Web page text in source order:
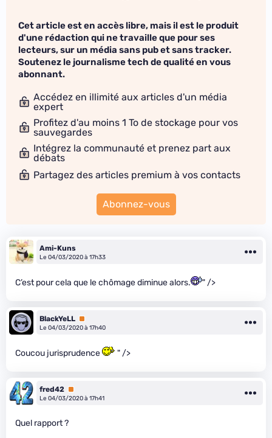
Cet article est en accès libre, mais il est le produit
d'une rédaction qui ne travaille que pour ses
lecteurs, sur un média sans pub et sans tracker.
Soutenez le journalisme tech de qualité en vous
abonnant.
Accédez en illimité aux articles d'un média
expert
Profitez d'au moins 1 To de stockage pour vos
sauvegardes
Intégrez la communauté et prenez part aux
débats
Partagez des articles premium à vos contacts
Abonnez-vous
Ami-Kuns
Le 04/03/2020 à 17h33
C’est pour cela que le chômage diminue alors. " />
BlackYeLL Premium
Le 04/03/2020 à 17h40
Coucou jurisprudence " />
fred42 Premium
Le 04/03/2020 à 17h41
Quel rapport ?